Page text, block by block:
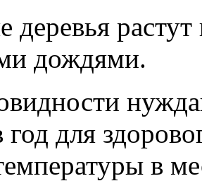
растут
дождями.
год для
в